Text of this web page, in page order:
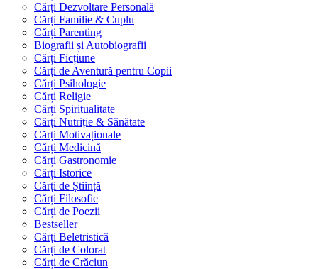
Cărți Dezvoltare Personală
Cărți Familie & Cuplu
Cărți Parenting
Biografii și Autobiografii
Cărți Ficțiune
Cărți de Aventură pentru Copii
Cărți Psihologie
Cărți Religie
Cărți Spiritualitate
Cărți Nutriție & Sănătate
Cărți Motivaționale
Cărți Medicină
Cărți Gastronomie
Cărți Istorice
Cărți de Știință
Cărți Filosofie
Cărți de Poezii
Bestseller
Cărți Beletristică
Cărți de Colorat
Cărți de Crăciun